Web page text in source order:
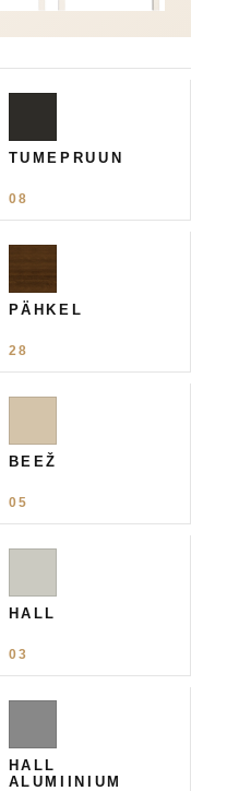
TUMEPRUUN
08
PÄHKEL
28
BEEŽ
05
HALL
03
HALL
ALUMIINIUM